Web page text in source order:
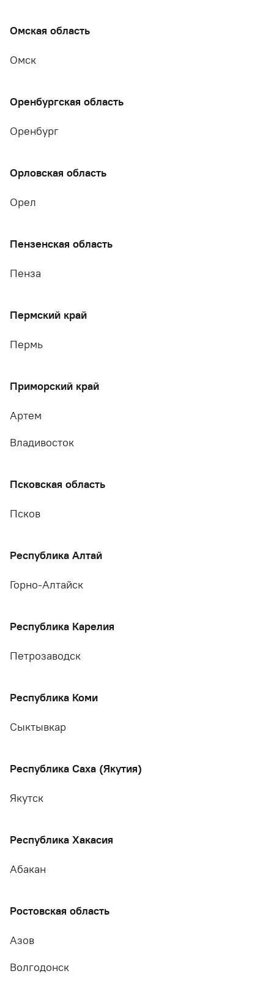
Омская область
Омск
Оренбургская область
Оренбург
Орловская область
Орел
Пензенская область
Пенза
Пермский край
Пермь
Приморский край
Артем
Владивосток
Псковская область
Псков
Республика Алтай
Горно-Алтайск
Республика Карелия
Петрозаводск
Республика Коми
Сыктывкар
Республика Саха (Якутия)
Якутск
Республика Хакасия
Абакан
Ростовская область
Азов
Волгодонск